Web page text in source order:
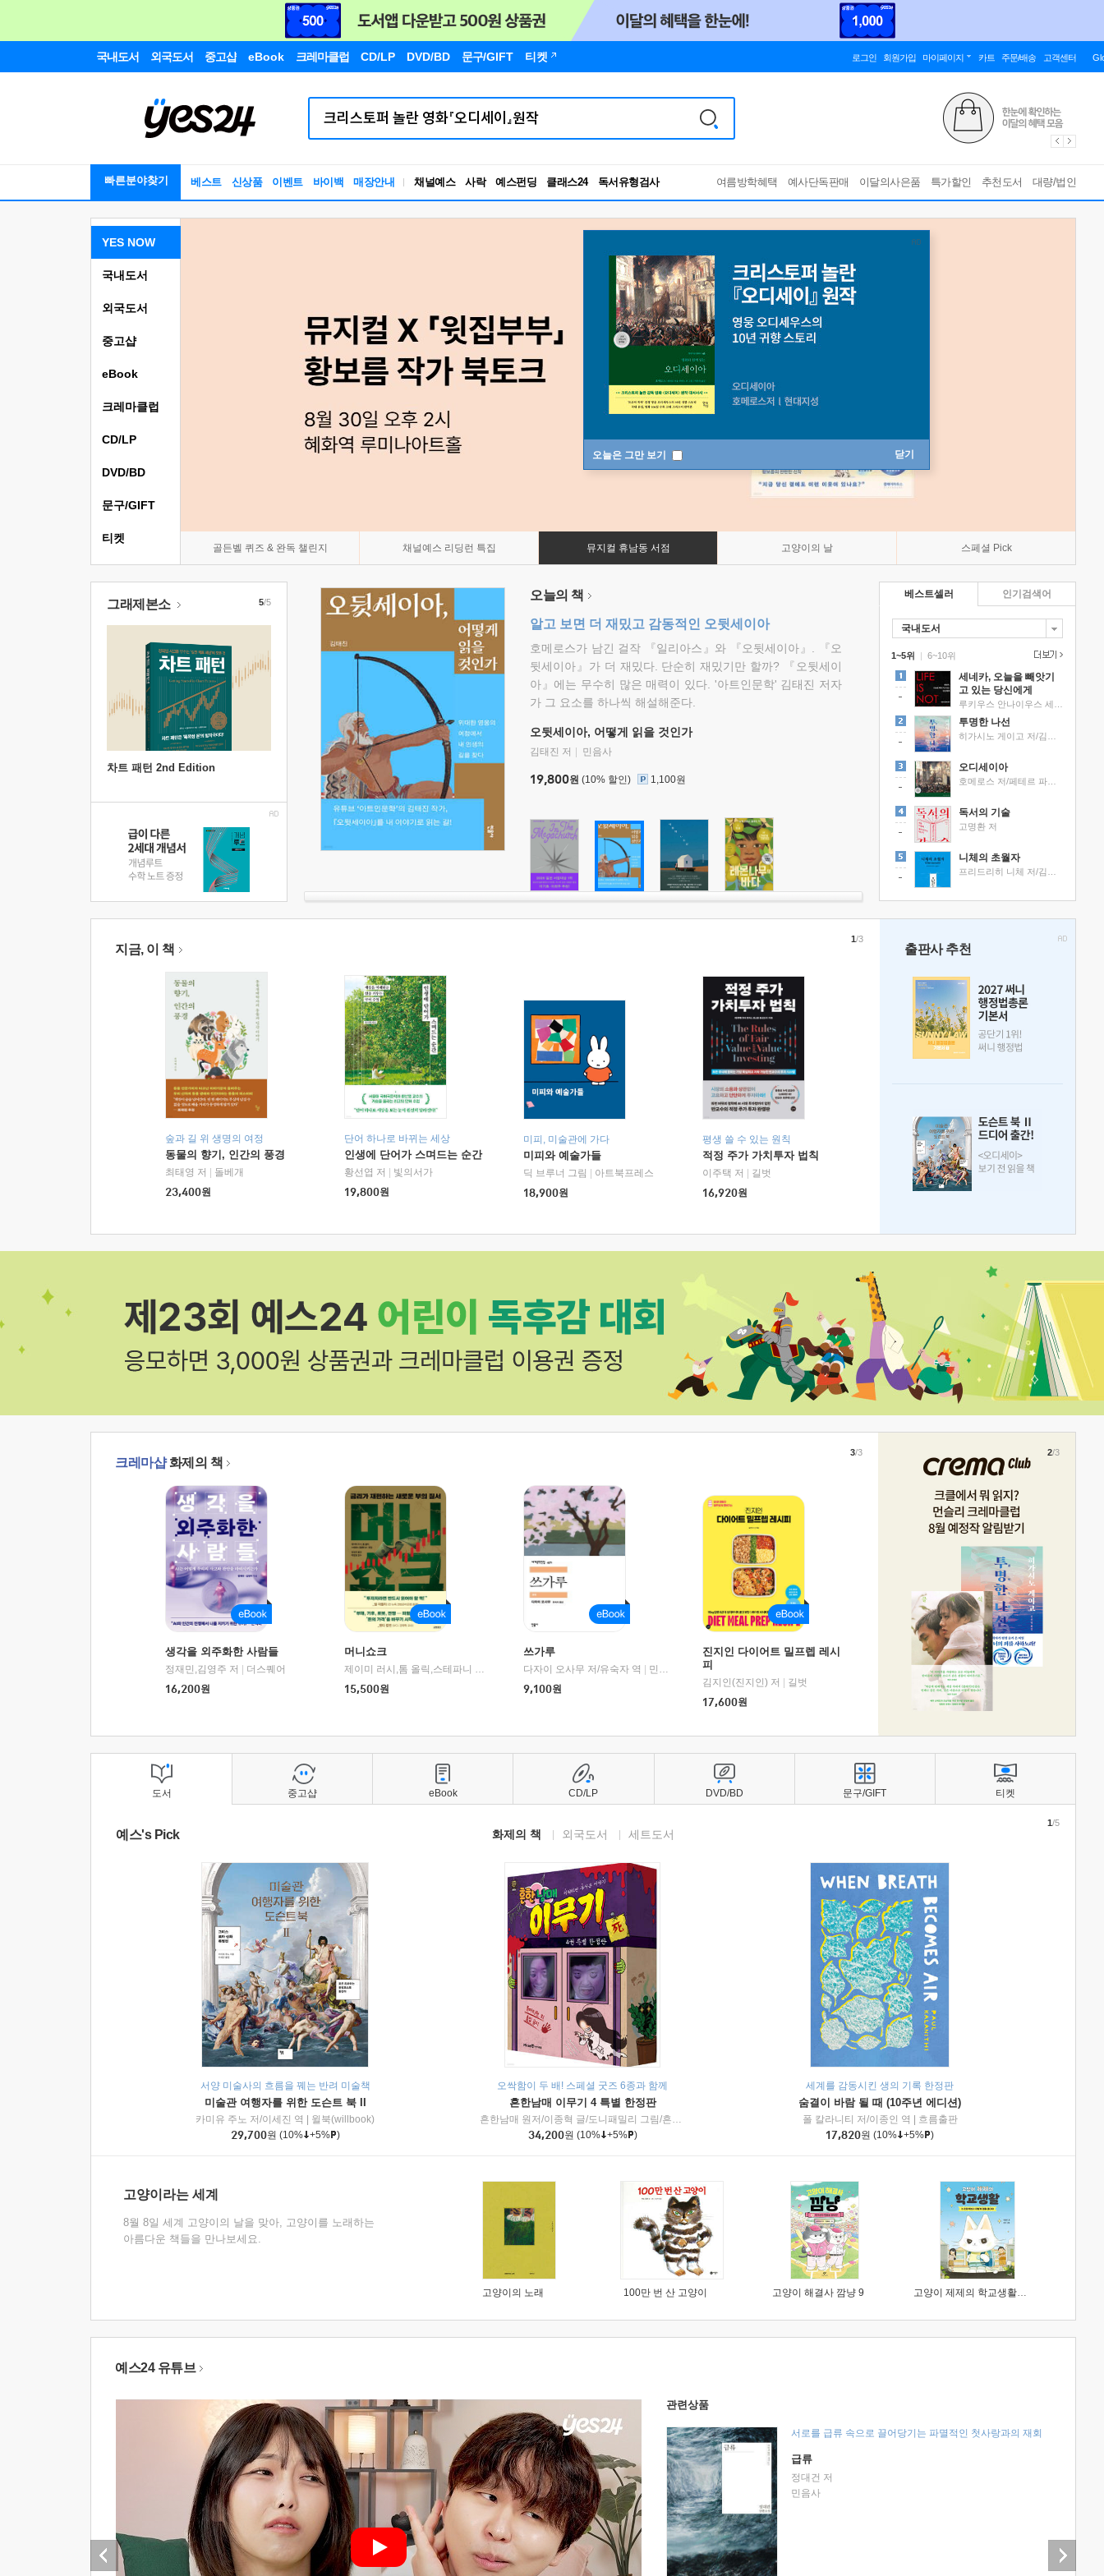
국내도서 외국도서 중고샵 eBook 크레마클럽 CD/LP DVD/BD 문구/GIFT 티켓 로그인 회원가입 마이페이지 카트 주문/배송 고객센터
빠른분야찾기 베스트 신상품 이벤트 바이백 매장안내 채널예스 사락 예스펀딩 클래스24
RBTI Lab
독서유형검사
여름방학혜택 예사단독판매 이달의사은품 특가할인 추천도서 대량/법인
오늘은 그만 보기 닫기
YES NOW
골든벨 퀴즈 & 완독 챌린지 채널예스 리딩런 특집 뮤지컬 휴남동 서점 고양이의 날 스페셜 Pick
국내도서
외국도서
중고샵
eBook
크레마클럽
CD/LP
DVD/BD
문구/GIFT
티켓
그래제본소
차트 패턴 2nd Edition
5/5 오늘의 책
알고 보면 더 재밌고 감동적인 오뒷세이아
호메로스가 남긴 걸작 『일리아스』와 『오뒷세이아』. 『오
뒷세이아』가 더 재밌다. 단순히 재밌기만 할까? 『오뒷세이
아』에는 무수히 많은 매력이 있다. '아트인문학' 김태진 저자
가 그 요소를 하나씩 해설해준다.
오뒷세이아, 어떻게 읽을 것인가
김태진 저 민음사
19,800원 (10% 할인) 1,100원
베스트셀러
국내도서
1~5위 |
세네카, 오늘을 빼앗기
고 있는 당신에게
투명한 나선
오디세이아
독서의 기술
고명환 저
니체의 초월자
6~10위
인기검색어
지금, 이 책
숲과 길 위 생명의 여정
동물의 향기, 인간의 풍경
최태영 저
돌베개
23,400원
단어 하나로 바뀌는 세상
인생에 단어가 스며드는 순간
황선엽 저
빛의서가
19,800원
미피, 미술관에 가다
미피와 예술가들
딕 브루너 그림
아트북프레스
18,900원
평생 쓸 수 있는 원칙
적정 주가 가치투자 법칙
이주택 저
길벗
16,920원
1/3
출판사 추천
크레마샵화제의 책
생각을 외주화한 사람들
정재민,김영주 저
더스퀘어
16,200원
머니쇼크
제이미 러시,톰 올릭,스테파니 플랜더스 편저/임경은 역/박정호 감수 |
교보문고
15,500원
쓰가루
다자이 오사무 저/유숙자 역
민음사
9,100원
진지인 다이어트 밀프렙 레시
피
김지인(진지인) 저
길벗
17,600원
3/3 2/3
도서
예스's Pick 화제의 책 외국도서 세트도서
서양 미술사의 흐름을 꿰는 반려 미술책
미술관 여행자를 위한 도슨트 북 II
카미유 주노 저/이세진 역
윌북(willbook)
29,700원 (10% +5% )
오싹함이 두 배! 스페셜 굿즈 6종과 함께
흔한남매 이무기 4 특별 한정판
흔한남매 원저/이종혁 글/도니패밀리 그림/흔한컴퍼니 감수
미래엔아이세움
34,200원 (10% +5% )
세계를 감동시킨 생의 기록 한정판
숨결이 바람 될 때 (10주년 에디션)
폴 칼라니티 저/이종인 역
흐름출판
17,820원 (10% +5% )
1/5
고양이라는 세계
8월 8일 세계 고양이의 날을 맞아, 고양이를 노래하는
아름다운 책들을 만나보세요.
고양이의 노래 100만 번 산 고양이 고양이 해결사 깜냥 9 고양이 제제의 학교생활 1 : 초등학생이 이렇게 힘들 줄이야
중고샵 eBook CD/LP DVD/BD 문구/GIFT 티켓
예스24 유튜브
관련상품
서로를 급류 속으로 끌어당기는 파멸적인 첫사랑과의 재회
급류
정대건 저
민음사